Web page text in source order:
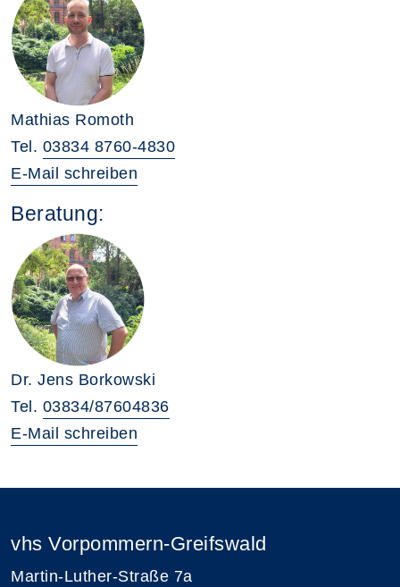
Mathias Romoth
Tel. 03834 8760-4830
E-Mail schreiben
Beratung:
Dr. Jens Borkowski
Tel. 03834/87604836
E-Mail schreiben
vhs Vorpommern-Greifswald
Martin-Luther-Straße 7a